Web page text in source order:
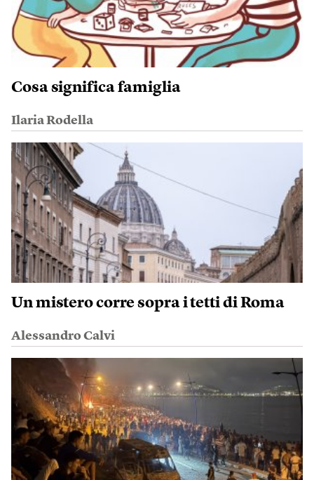
Cosa significa famiglia
Ilaria Rodella
Un mistero corre sopra i tetti di Roma
Alessandro Calvi